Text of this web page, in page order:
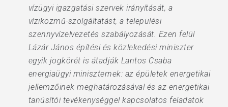
vízügyi igazgatási szervek irányítását, a
víziközmű-szolgáltatást, a települési
szennyvízelvezetés szabályozását. Ezen felül
Lázár János építési és közlekedési miniszter
egyik jogkörét is átadják Lantos Csaba
energiaügyi miniszternek: az épületek energetikai
jellemzőinek meghatározásával és az energetikai
tanúsítói tevékenységgel kapcsolatos feladatok